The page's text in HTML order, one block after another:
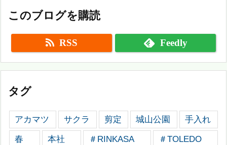
このブログを購読
RSS Feedly
タグ
アカマツ サクラ 剪定 城山公園 手入れ
春 本社 ＃RINKASA ＃TOLEDO